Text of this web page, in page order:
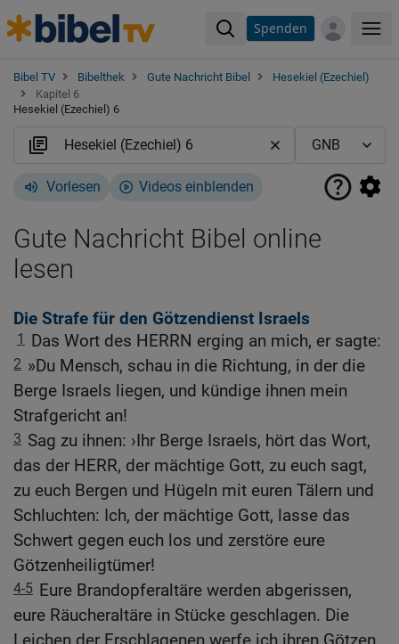
Spenden
Bibel TV Bibelthek Gute Nachricht Bibel
Hesekiel (Ezechiel)
Kapitel 6
Hesekiel (Ezechiel) 6
Vorlesen Videos einblenden
Gute Nachricht Bibel online
lesen
Die Strafe für den Götzendienst Israels
1 Das Wort des HERRN erging an mich, er sagte:
2 »Du Mensch, schau in die Richtung, in der die
Berge Israels liegen, und kündige ihnen mein
Strafgericht an!
3 Sag zu ihnen: ›Ihr Berge Israels, hört das Wort,
das der HERR, der mächtige Gott, zu euch sagt,
zu euch Bergen und Hügeln mit euren Tälern und
Schluchten: Ich, der mächtige Gott, lasse das
Schwert gegen euch los und zerstöre eure
Götzenheiligtümer!
4-5 Eure Brandopferaltäre werden abgerissen,
eure Räucheraltäre in Stücke geschlagen. Die